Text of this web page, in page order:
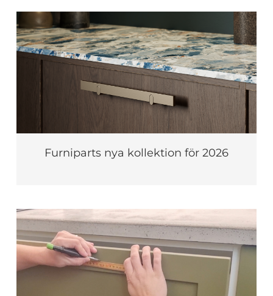
Furniparts nya kollektion för 2026